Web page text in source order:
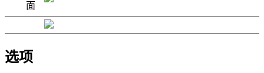
面
选项